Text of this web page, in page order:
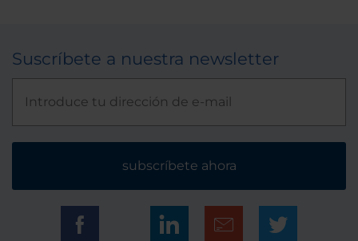
Suscríbete a nuestra newsletter
subscríbete ahora